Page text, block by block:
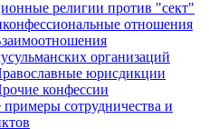
религии против "сект"
отношения
организаций
юрисдикции
конфессии
примеры сотрудничества и